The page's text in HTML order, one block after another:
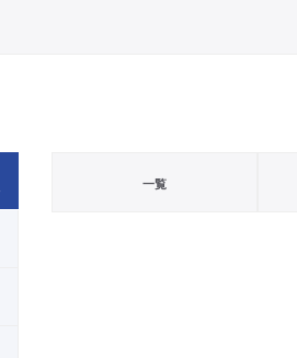
一覧